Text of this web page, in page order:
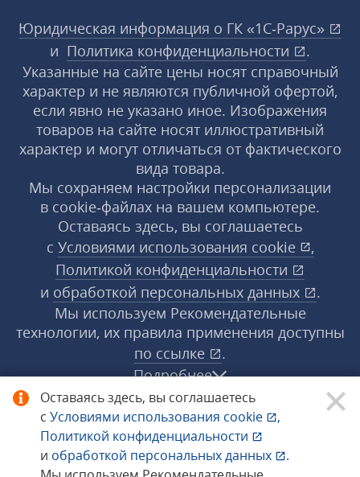
Оставаясь здесь, вы соглашаетесь
с Условиями использования cookie
,
Политикой конфиденциальности
и обработкой персональных данных
.
Юридическая информация о ГК «1С‑Рарус»
и Политика конфиденциальности
.
Указанные на сайте цены носят справочный
характер и не являются публичной офертой,
если явно не указано иное. Изображения
товаров на сайте носят иллюстративный
характер и могут отличаться от фактического
вида товара.
Мы сохраняем настройки персонализации
в cookie‑файлах на вашем компьютере.
Оставаясь здесь, вы соглашаетесь
с Условиями использования cookie
,
Политикой конфиденциальности
и обработкой персональных данных
.
Мы используем Рекомендательные
технологии, их правила применения доступны
по ссылке
.
Подробнее
© 1998−2026 «1С‑Рарус» ®. Все права
защищены.